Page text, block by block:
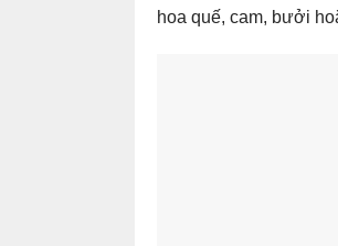
hoa quế, cam, bưởi